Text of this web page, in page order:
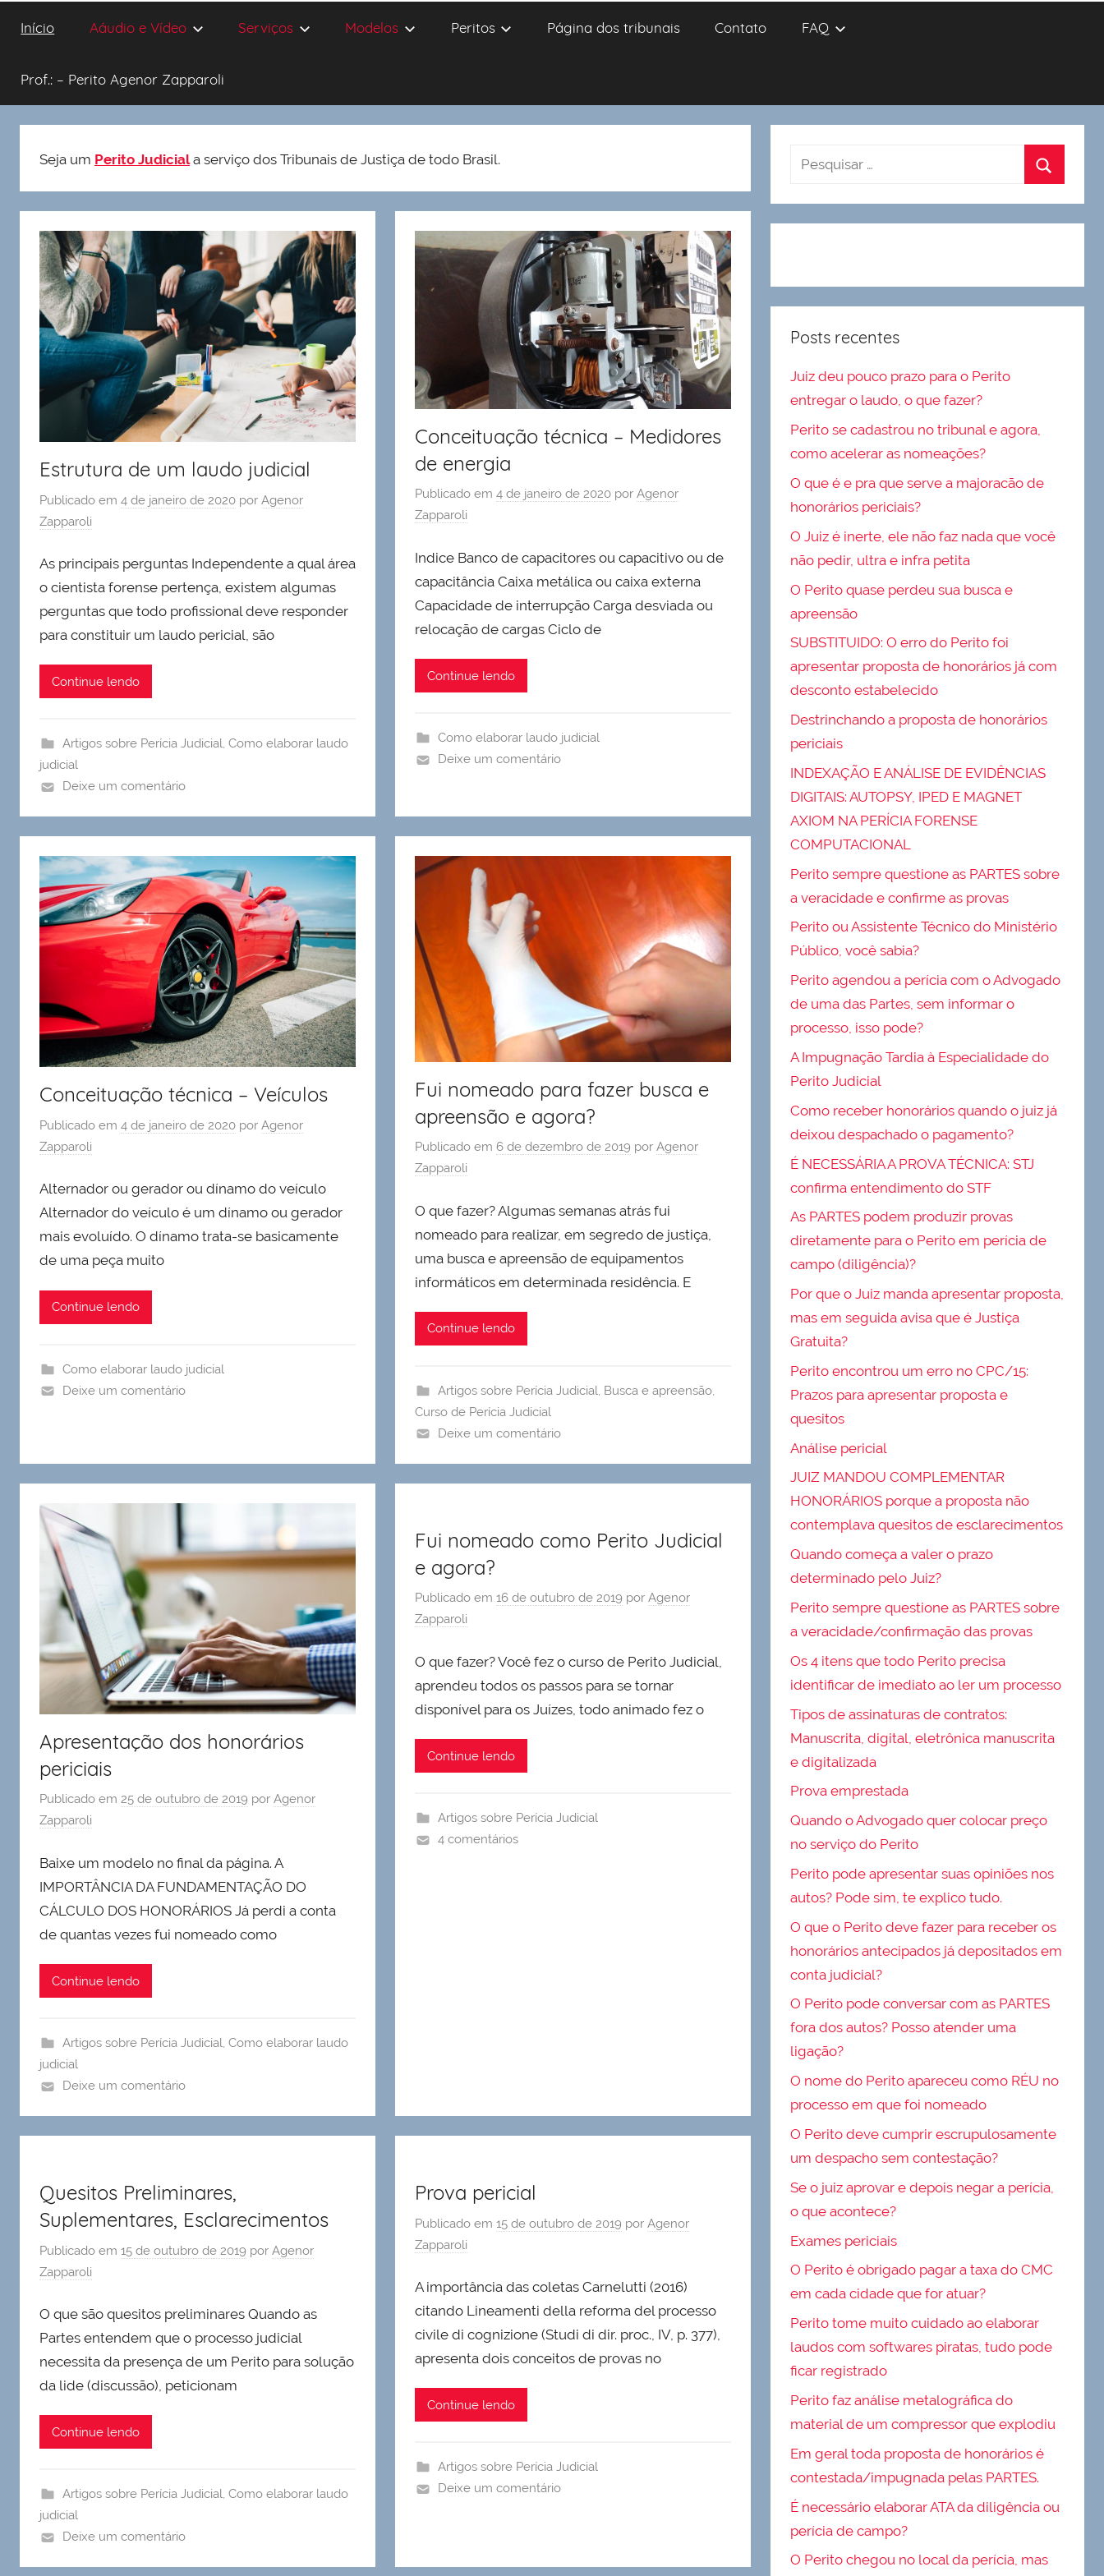
Início Aáudio e Vídeo Serviços Modelos Peritos Página dos tribunais Contato FAQ
Prof.: – Perito Agenor Zapparoli
Seja um Perito Judiciala serviço dos Tribunais de Justiça de todo Brasil.
Estrutura de um laudo judicial
Publicado em 4 de janeiro de 2020 por Agenor
Zapparoli
As principais perguntas Independente a qual área
o cientista forense pertença, existem algumas
perguntas que todo profissional deve responder
para constituir um laudo pericial, são
Continue lendo
Artigos sobre Perícia Judicial, Como elaborar laudo
judicial
Deixe um comentário
Conceituação técnica – Medidores
de energia
Publicado em4 de janeiro de 2020 porAgenor
Zapparoli
Indice Banco de capacitores ou capacitivo ou de
capacitância Caixa metálica ou caixa externa
Capacidade de interrupção Carga desviada ou
relocação de cargas Ciclo de
Continue lendo
Como elaborar laudo judicial
Deixe um comentário
Conceituação técnica – Veículos
Publicado em 4 de janeiro de 2020 por Agenor
Zapparoli
Alternador ou gerador ou dínamo do veículo
Alternador do veículo é um dínamo ou gerador
mais evoluído. O dínamo trata-se basicamente
de uma peça muito
Continue lendo
Como elaborar laudo judicial
Deixe um comentário
Fui nomeado para fazer busca e
apreensão e agora?
Publicado em6 de dezembro de 2019 porAgenor
Zapparoli
O que fazer? Algumas semanas atrás fui
nomeado para realizar, em segredo de justiça,
uma busca e apreensão de equipamentos
informáticos em determinada residência. E
Continue lendo
Artigos sobre Perícia Judicial, Busca e apreensão,
Curso de Perícia Judicial
Deixe um comentário
Apresentação dos honorários
periciais
Publicado em 25 de outubro de 2019 por Agenor
Zapparoli
Baixe um modelo no final da página. A
IMPORTÂNCIA DA FUNDAMENTAÇÃO DO
CÁLCULO DOS HONORÁRIOS Já perdi a conta
de quantas vezes fui nomeado como
Continue lendo
Artigos sobre Perícia Judicial, Como elaborar laudo
judicial
Deixe um comentário
Fui nomeado como Perito Judicial
e agora?
Publicado em16 de outubro de 2019 porAgenor
Zapparoli
O que fazer? Você fez o curso de Perito Judicial,
aprendeu todos os passos para se tornar
disponível para os Juízes, todo animado fez o
Continue lendo
Artigos sobre Perícia Judicial
4 comentários
Quesitos Preliminares,
Suplementares, Esclarecimentos
Publicado em 15 de outubro de 2019 por Agenor
Zapparoli
O que são quesitos preliminares Quando as
Partes entendem que o processo judicial
necessita da presença de um Perito para solução
da lide (discussão), peticionam
Continue lendo
Artigos sobre Perícia Judicial, Como elaborar laudo
judicial
Deixe um comentário
Prova pericial
Publicado em15 de outubro de 2019 porAgenor
Zapparoli
A importância das coletas Carnelutti (2016)
citando Lineamenti della reforma del processo
civile di cognizione (Studi di dir. proc., IV, p. 377),
apresenta dois conceitos de provas no
Continue lendo
Artigos sobre Perícia Judicial
Deixe um comentário
Posts recentes
Juiz deu pouco prazo para o Perito
entregar o laudo, o que fazer?
Perito se cadastrou no tribunal e agora,
como acelerar as nomeações?
O que é e pra que serve a majoracão de
honorários periciais?
O Juiz é inerte, ele não faz nada que você
não pedir, ultra e infra petita
O Perito quase perdeu sua busca e
apreensão
SUBSTITUIDO: O erro do Perito foi
apresentar proposta de honorários já com
desconto estabelecido
Destrinchando a proposta de honorários
periciais
INDEXAÇÃO E ANÁLISE DE EVIDÊNCIAS
DIGITAIS: AUTOPSY, IPED E MAGNET
AXIOM NA PERÍCIA FORENSE
COMPUTACIONAL
Perito sempre questione as PARTES sobre
a veracidade e confirme as provas
Perito ou Assistente Técnico do Ministério
Público, você sabia?
Perito agendou a perícia com o Advogado
de uma das Partes, sem informar o
processo, isso pode?
A Impugnação Tardia à Especialidade do
Perito Judicial
Como receber honorários quando o juiz já
deixou despachado o pagamento?
É NECESSÁRIA A PROVA TÉCNICA: STJ
confirma entendimento do STF
As PARTES podem produzir provas
diretamente para o Perito em perícia de
campo (diligência)?
Por que o Juiz manda apresentar proposta,
mas em seguida avisa que é Justiça
Gratuita?
Perito encontrou um erro no CPC/15:
Prazos para apresentar proposta e
quesitos
Análise pericial
JUIZ MANDOU COMPLEMENTAR
HONORÁRIOS porque a proposta não
contemplava quesitos de esclarecimentos
Quando começa a valer o prazo
determinado pelo Juiz?
Perito sempre questione as PARTES sobre
a veracidade/confirmação das provas
Os 4 itens que todo Perito precisa
identificar de imediato ao ler um processo
Tipos de assinaturas de contratos:
Manuscrita, digital, eletrônica manuscrita
e digitalizada
Prova emprestada
Quando o Advogado quer colocar preço
no serviço do Perito
Perito pode apresentar suas opiniões nos
autos? Pode sim, te explico tudo.
O que o Perito deve fazer para receber os
honorários antecipados já depositados em
conta judicial?
O Perito pode conversar com as PARTES
fora dos autos? Posso atender uma
ligação?
O nome do Perito apareceu como RÉU no
processo em que foi nomeado
O Perito deve cumprir escrupulosamente
um despacho sem contestação?
Se o juiz aprovar e depois negar a perícia,
o que acontece?
Exames periciais
O Perito é obrigado pagar a taxa do CMC
em cada cidade que for atuar?
Perito tome muito cuidado ao elaborar
laudos com softwares piratas, tudo pode
ficar registrado
Perito faz análise metalográfica do
material de um compressor que explodiu
Em geral toda proposta de honorários é
contestada/impugnada pelas PARTES.
É necessário elaborar ATA da diligência ou
perícia de campo?
O Perito chegou no local da perícia, mas